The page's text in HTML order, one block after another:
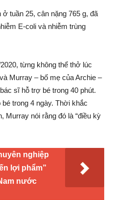
tuần 25, cân nặng 765 g, đã
E-coli và nhiễm trùng
từng không thể thở lúc
Murray – bố mẹ của Archie –
sĩ hỗ trợ bé trong 40 phút.
trong 4 ngày. Thời khắc
Murray nói rằng đó là “điều kỳ
nghiệp
lợi phẩm”
nước